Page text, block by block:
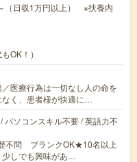
（日収1万円以上） ※扶養内
OK！）
医療行為は一切なし人の命を
く、患者様が快適に…
パソコンスキル不要 / 英語力不
不問 ブランクOK★10名以上
少しでも興味があ…